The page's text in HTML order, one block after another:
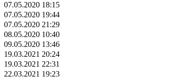
07.05.2020 18:15
07.05.2020 19:44
07.05.2020 21:29
08.05.2020 10:40
09.05.2020 13:46
19.03.2021 20:24
19.03.2021 22:31
22.03.2021 19:23